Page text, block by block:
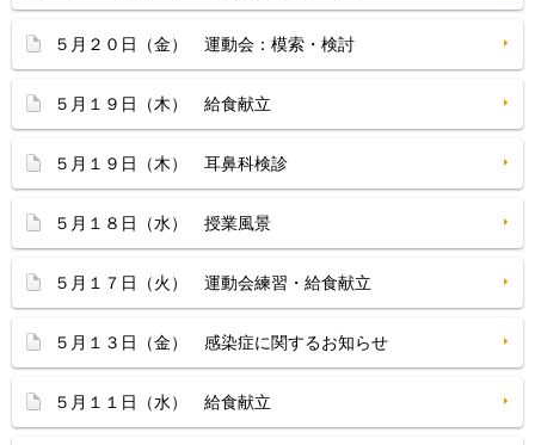
５月２０日（金） 運動会：模索・検討
５月１９日（木） 給食献立
５月１９日（木） 耳鼻科検診
５月１８日（水） 授業風景
５月１７日（火） 運動会練習・給食献立
５月１３日（金） 感染症に関するお知らせ
５月１１日（水） 給食献立